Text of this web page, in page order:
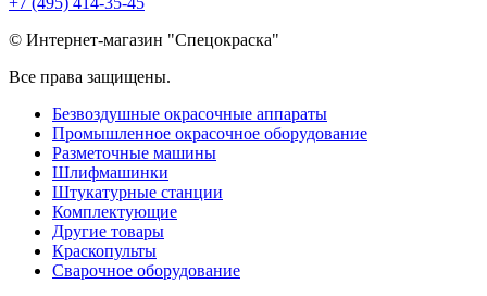
© Интернет-магазин "Спецокраска"
Все права защищены.
Безвоздушные окрасочные аппараты
Промышленное окрасочное оборудование
Разметочные машины
Шлифмашинки
Штукатурные станции
Комплектующие
Другие товары
Краскопульты
Сварочное оборудование